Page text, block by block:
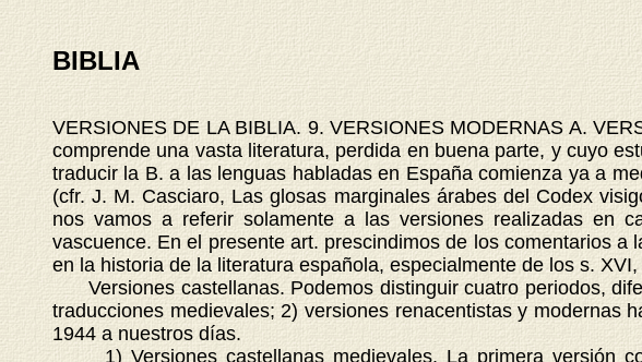
BIBLIA
VERSIONES DE LA BIBLIA. 9. VERSIONES MODERNAS A.
comprende una vasta literatura, perdida en buena parte, y cuyo
traducir la B. a las lenguas habladas en España comienza ya a
(cfr. J. M. Casciaro, Las glosas marginales árabes del Codex
nos vamos a referir solamente a las versiones realizadas en
vascuence. En el presente art. prescindimos de los comentarios
en la historia de la literatura española, especialmente de los s.
Versiones castellanas. Podemos distinguir cuatro periodos,
traducciones medievales; 2) versiones renacentistas y modernas
1944 a nuestros días.
1) Versiones castellanas medievales. La primera versión